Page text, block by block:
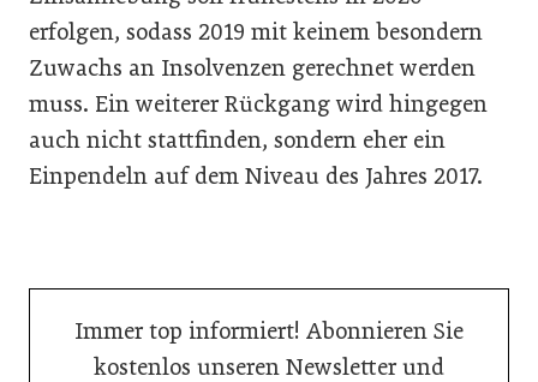
erfolgen, sodass 2019 mit keinem besondern
Zuwachs an Insolvenzen gerechnet werden
muss. Ein weiterer Rückgang wird hingegen
auch nicht stattfinden, sondern eher ein
Einpendeln auf dem Niveau des Jahres 2017.
Immer top informiert! Abonnieren Sie
kostenlos unseren Newsletter und